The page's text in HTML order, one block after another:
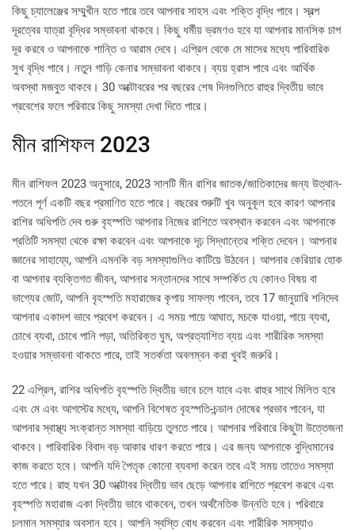
কিছু চ্যালেঞ্জের সম্মুখীন হতে পারে তবে আপনার সাহস এবং শক্তি বৃদ্ধি পাবে। স্বল্প
দূরত্বের যাত্রা বৃদ্ধির সম্ভাবনা থাকবে। কিছু ধর্মীয় ভ্রমণও হবে যা আপনার মানসিক চাপ
দূর করবে ও আপনাকে শান্তি ও আরাম দেবে। এপ্রিল থেকে মে মাসের মধ্যে পারিবারিক
সুখ বৃদ্ধি পাবে। নতুন গাড়ি কেনার সম্ভাবনা থাকবে। ব্যয় হ্রাস পাবে এবং আর্থিক
অবস্থা মজবুত থাকবে। 30 অক্টোবরের পর বছরের শেষ দিনগুলিতে রাহুর দ্বিতীয় ভাবে
প্রবেশের ফলে পরিবারে কিছু সমস্যা দেখা দিতে পারে।
মীন রাশিফল 2023
মীন রাশিফল ​​2023 অনুসারে, 2023 সালটি মীন রাশির জাতক/জাতিকাদের জন্য উত্থান-
পতনে পূর্ণ একটি বছর প্রমাণিত হতে পারে। বছরের শুরুটি খুব অনুকূল হবে কারণ আপনার
রাশির অধিপতি দেব গুরু বৃহস্পতি আপনার নিজের রাশিতে অবস্থান করবেন এবং আপনাকে
প্রতিটি সমস্যা থেকে রক্ষা করবেন এবং আপনাকে দৃঢ় সিদ্ধান্তের শক্তি দেবেন। আপনার
জ্ঞানের সাহায্যে, আপনি এমনকি বড় সমস্যাগুলিও কাটিয়ে উঠবেন। আপনার কেরিয়ার হোক
বা আপনার ব্যক্তিগত জীবন, আপনার সন্তানদের সাথে সম্পর্কিত যে কোনও বিষয় বা
ভাগ্যের জোট, আপনি বৃহস্পতি মহারাজের কৃপায় সাফল্য পাবেন, তবে 17 জানুয়ারি শনিদেব
আপনার একাদশ ভাবে প্রবেশ করবেন। এ সময় পায়ে আঘাত, মচকে যাওয়া, পায়ে ব্যথা,
চোখে ব্যথা, চোখে পানি পড়া, অতিরিক্ত ঘুম, অপ্রত্যাশিত ব্যয় এবং শারীরিক সমস্যা
হওয়ার সম্ভাবনা থাকতে পারে, তাই সতর্কতা অবলম্বন করা খুবই জরুরি।
22 এপ্রিল, রাশির অধিপতি বৃহস্পতি দ্বিতীয় ভাবে চলে যাবে এবং রাহুর সাথে মিলিত হবে
এবং মে এবং আগস্টের মধ্যে, আপনি বিশেষত বৃহস্পতি-চন্ডাল দোষের প্রভাব পাবেন, যা
আপনার স্বাস্থ্য সংক্রান্ত সমস্যা বাড়িয়ে তুলতে পারে। আপনার পরিবারে কিছুটা উত্তেজনা
থাকবে। পারিবারিক বিবাদ বড় আকার ধারণ করতে পারে। এর জন্য আপনাকে বুদ্ধিমানের
কাজ করতে হবে। আপনি যদি পৈতৃক কোনো ব্যবসা করেন তবে এই সময় তাতেও সমস্যা
হতে পারে। রাহু যখন 30 অক্টোবর দ্বিতীয় ভাব ছেড়ে আপনার রাশিতে প্রবেশ করবে এবং
বৃহস্পতি মহারাজ একা দ্বিতীয় ভাবে থাকবেন, তখন অর্থনৈতিক উন্নতি হবে। পরিবারে
চলমান সমস্যার অবসান হবে। আপনি স্বস্তি বোধ করবেন এবং শারীরিক সমস্যাও